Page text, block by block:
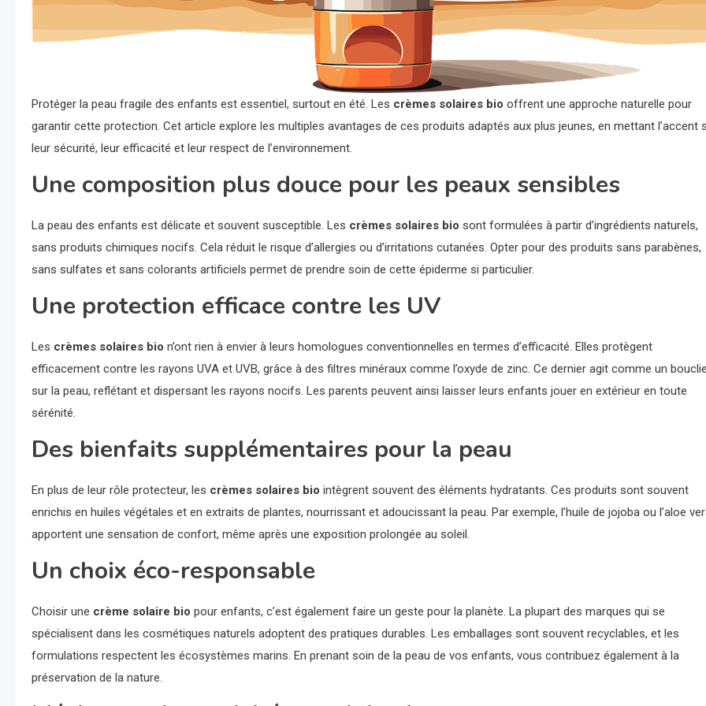
Protéger la peau fragile des enfants est essentiel, surtout en été. Les crèmes solaires bio offrent une approche naturelle pour
garantir cette protection. Cet article explore les multiples avantages de ces produits adaptés aux plus jeunes, en mettant l’accent
leur sécurité, leur efficacité et leur respect de l’environnement.
Une composition plus douce pour les peaux sensibles
La peau des enfants est délicate et souvent susceptible. Les crèmes solaires bio sont formulées à partir d’ingrédients naturels,
sans produits chimiques nocifs. Cela réduit le risque d’allergies ou d’irritations cutanées. Opter pour des produits sans parabènes,
sans sulfates et sans colorants artificiels permet de prendre soin de cette épiderme si particulier.
Une protection efficace contre les UV
Les crèmes solaires bio n’ont rien à envier à leurs homologues conventionnelles en termes d’efficacité. Elles protègent
efficacement contre les rayons UVA et UVB, grâce à des filtres minéraux comme l’oxyde de zinc. Ce dernier agit comme un
sur la peau, reflétant et dispersant les rayons nocifs. Les parents peuvent ainsi laisser leurs enfants jouer en extérieur en toute
sérénité.
Des bienfaits supplémentaires pour la peau
En plus de leur rôle protecteur, les crèmes solaires bio intègrent souvent des éléments hydratants. Ces produits sont souvent
enrichis en huiles végétales et en extraits de plantes, nourrissant et adoucissant la peau. Par exemple, l’huile de jojoba ou l’aloe
apportent une sensation de confort, même après une exposition prolongée au soleil.
Un choix éco-responsable
Choisir une crème solaire bio pour enfants, c’est également faire un geste pour la planète. La plupart des marques qui se
spécialisent dans les cosmétiques naturels adoptent des pratiques durables. Les emballages sont souvent recyclables, et les
formulations respectent les écosystèmes marins. En prenant soin de la peau de vos enfants, vous contribuez également à la
préservation de la nature.